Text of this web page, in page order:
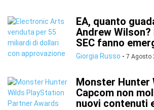
EA, quanto
Andrew
SEC fanno
Giorgia Russo - 7 Agosto
Monster Hunter
Capcom non
nuovi contenuti